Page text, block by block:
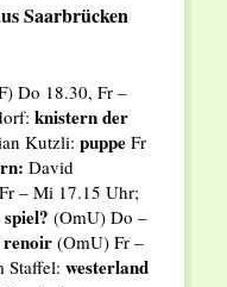
Saarbrücken
Do 18.30, Fr –
knistern der
Kutzli: puppe Fr
David
– Mi 17.15 Uhr;
(OmU) Do –
renoir (OmU) Fr –
Staffel: westerland